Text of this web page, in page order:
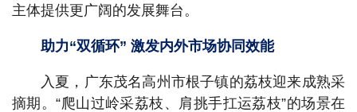
主体提供更广阔的发展舞台。
助力“双循环” 激发内外市场协同效能
入夏，广东茂名高州市根子镇的荔枝迎来成熟采
摘期。“爬山过岭采荔枝、肩挑手扛运荔枝”的场景在